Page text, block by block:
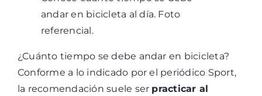
andar en bicicleta al día. Foto
referencial.
¿Cuánto tiempo se debe andar en bicicleta?
Conforme a lo indicado por el periódico Sport,
la recomendación suele ser practicar al